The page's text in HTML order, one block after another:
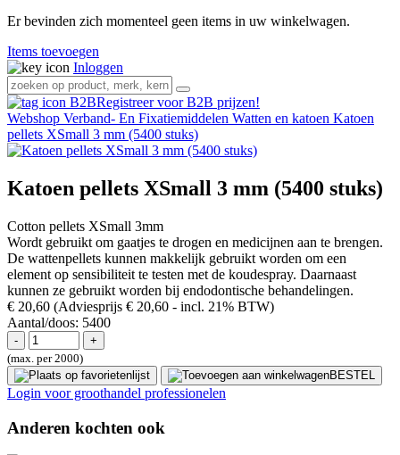
Er bevinden zich momenteel geen items in uw winkelwagen.
Items toevoegen
Inloggen
Registreer voor B2B prijzen!
Webshop Verband- En Fixatiemiddelen Watten en katoen Katoen
pellets XSmall 3 mm (5400 stuks)
Katoen pellets XSmall 3 mm (5400 stuks)
Cotton pellets XSmall 3mm
Wordt gebruikt om gaatjes te drogen en medicijnen aan te brengen.
De wattenpellets kunnen makkelijk gebruikt worden om een
element op sensibiliteit te testen met de koudespray. Daarnaast
kunnen ze gebruikt worden bij endodontische behandelingen.
€ 20,60 (Adviesprijs € 20,60 - incl. 21% BTW)
Aantal/doos: 5400
(max. per 2000)
BESTEL
Login voor groothandel professionelen
Anderen kochten ook